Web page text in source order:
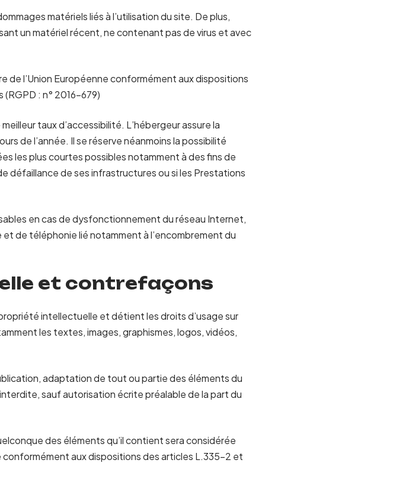
matériels liés à l’utilisation du site. De plus,
un matériel récent, ne contenant pas de virus et avec
de l’Union Européenne conformément aux dispositions
: n° 2016-679)
taux d’accessibilité. L’hébergeur assure la
de l’année. Il se réserve néanmoins la possibilité
les plus courtes possibles notamment à des fins de
défaillance de ses infrastructures ou si les Prestations
en cas de dysfonctionnement du réseau Internet,
de téléphonie lié notamment à l’encombrement du
et contrefaçons
intellectuelle et détient les droits d’usage sur
les textes, images, graphismes, logos, vidéos,
adaptation de tout ou partie des éléments du
sauf autorisation écrite préalable de la part du
des éléments qu’il contient sera considérée
aux dispositions des articles L.335-2 et